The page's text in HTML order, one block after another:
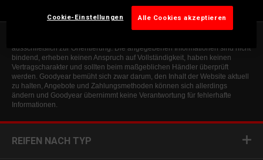
ausschließlich zur Orientierung. Die angegebenen Informationen sind nicht
bindend, erheben keinen Anspruch auf Vollständigkeit, haben keinen
Vertragscharakter und sollten beim maßgeblichen Händler überprüft
werden. Goodyear bemüht sich zwar darum, den Inhalt der Website aktuell
zu halten, Angebote und Zahlungsmethoden können sich allerdings
ändern und Goodyear übernimmt keine Verantwortung für fehlerhafte
Informationen.
REIFEN NACH TYP
Cookie-Einstellungen Alle Cookies akzeptieren